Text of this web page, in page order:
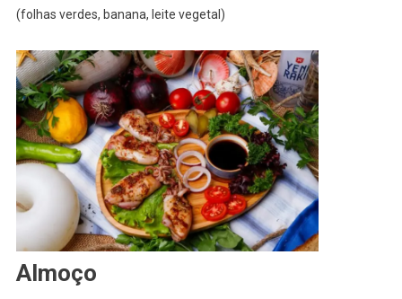
(folhas verdes, banana, leite vegetal)
Almoço